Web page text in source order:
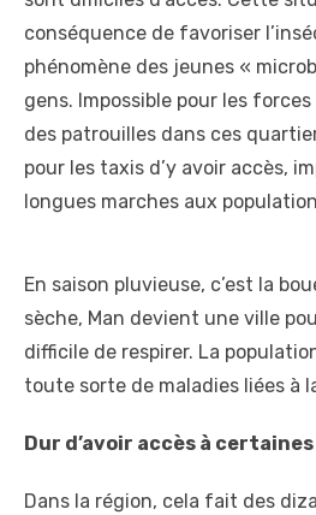
conséquence de favoriser
phénomène des jeunes «
gens. Impossible pour les
des patrouilles dans ces
pour les taxis d’y avoir accès,
longues marches aux
En saison pluvieuse, c’est la
sèche, Man devient une ville
difficile de respirer. La
toute sorte de maladies liées à
Dur d’avoir accès à
Dans la région, cela fait des